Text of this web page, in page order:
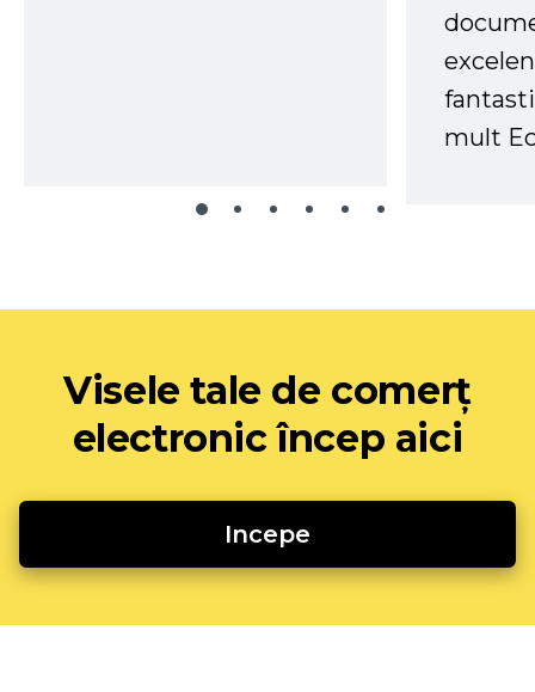
mult
Visele tale de comerț
electronic încep aici
Incepe